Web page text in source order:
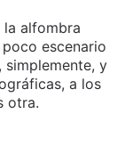
alfombra
escenario
simplemente, y
a los
otra.